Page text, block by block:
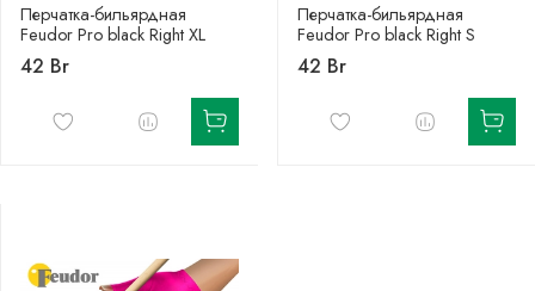
Перчатка-бильярдная
Feudor Pro black Right XL
42 Br
Перчатка-бильярдная
Feudor Pro black Right S
42 Br